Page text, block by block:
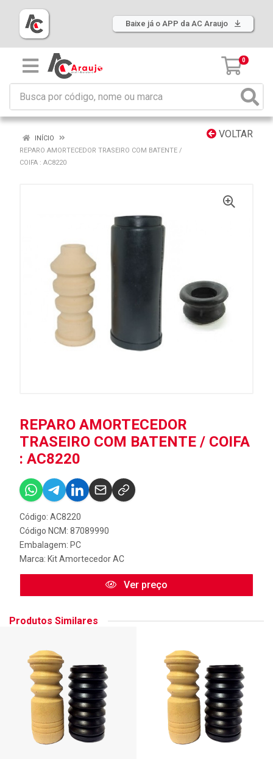
Baixe já o APP da AC Araujo
0
VOLTAR
INÍCIO
REPARO AMORTECEDOR TRASEIRO COM BATENTE /
COIFA : AC8220
REPARO AMORTECEDOR
TRASEIRO COM BATENTE / COIFA
: AC8220
Código: AC8220
Código NCM: 87089990
Embalagem: PC
Marca: Kit Amortecedor AC
Ver preço
Produtos Similares